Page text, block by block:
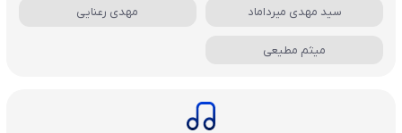
سید مهدی میرداماد مهدی رعنایی
میثم مطیعی